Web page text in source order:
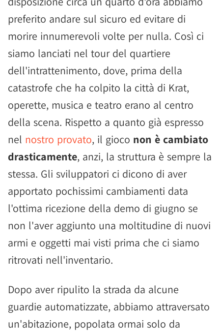
preferito andare sul sicuro ed evitare di
morire innumerevoli volte per nulla. Così ci
siamo lanciati nel tour del quartiere
dell'intrattenimento, dove, prima della
catastrofe che ha colpito la città di Krat,
operette, musica e teatro erano al centro
della scena. Rispetto a quanto già espresso
nel nostro provato, il gioco non è cambiato
drasticamente, anzi, la struttura è sempre la
stessa. Gli sviluppatori ci dicono di aver
apportato pochissimi cambiamenti data
l'ottima ricezione della demo di giugno se
non l'aver aggiunto una moltitudine di nuovi
armi e oggetti mai visti prima che ci siamo
ritrovati nell'inventario.
Dopo aver ripulito la strada da alcune
guardie automatizzate, abbiamo attraversato
un'abitazione, popolata ormai solo da